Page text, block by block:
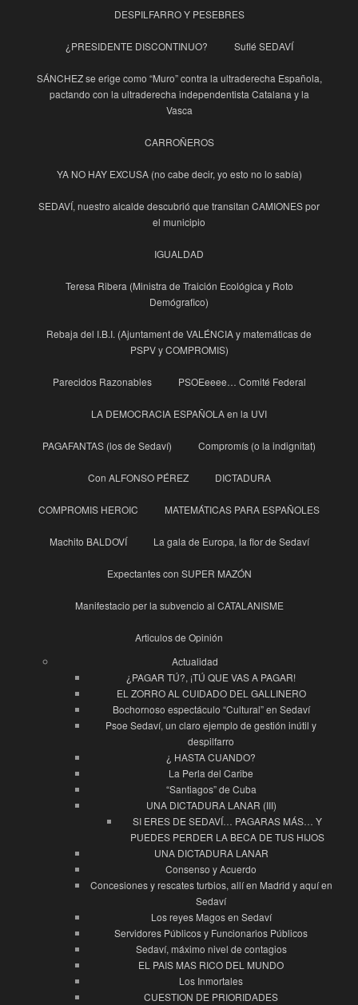
DESPILFARRO Y PESEBRES
¿PRESIDENTE DISCONTINUO? Suflé SEDAVÍ
SÁNCHEZ se erige como “Muro” contra la ultraderecha Española,
pactando con la ultraderecha independentista Catalana y la
Vasca
CARROÑEROS
YA NO HAY EXCUSA (no cabe decir, yo esto no lo sabía)
SEDAVÍ, nuestro alcalde descubrió que transitan CAMIONES por
el municipio
IGUALDAD
Teresa Ribera (Ministra de Traición Ecológica y Roto
Demógrafico)
Rebaja del I.B.I. (Ajuntament de VALÉNCIA y matemáticas de
PSPV y COMPROMIS)
Parecidos Razonables PSOEeeee… Comité Federal
LA DEMOCRACIA ESPAÑOLA en la UVI
PAGAFANTAS (los de Sedaví) Compromís (o la indignitat)
Con ALFONSO PÉREZ DICTADURA
COMPROMIS HEROIC MATEMÁTICAS PARA ESPAÑOLES
Machito BALDOVÍ La gala de Europa, la flor de Sedaví
Expectantes con SUPER MAZÓN
Manifestacio per la subvencio al CATALANISME
Articulos de Opinión
Actualidad
¿PAGAR TÚ?, ¡TÚ QUE VAS A PAGAR!
EL ZORRO AL CUIDADO DEL GALLINERO
Bochornoso espectáculo “Cultural” en Sedaví
Psoe Sedaví, un claro ejemplo de gestión inútil y
despilfarro
¿ HASTA CUANDO?
La Perla del Caribe
“Santiagos” de Cuba
UNA DICTADURA LANAR (III)
SI ERES DE SEDAVÍ… PAGARAS MÁS… Y
PUEDES PERDER LA BECA DE TUS HIJOS
UNA DICTADURA LANAR
Consenso y Acuerdo
Concesiones y rescates turbios, allí en Madrid y aquí en
Sedaví
Los reyes Magos en Sedaví
Servidores Públicos y Funcionarios Públicos
Sedaví, máximo nivel de contagios
EL PAIS MAS RICO DEL MUNDO
Los Inmortales
CUESTION DE PRIORIDADES